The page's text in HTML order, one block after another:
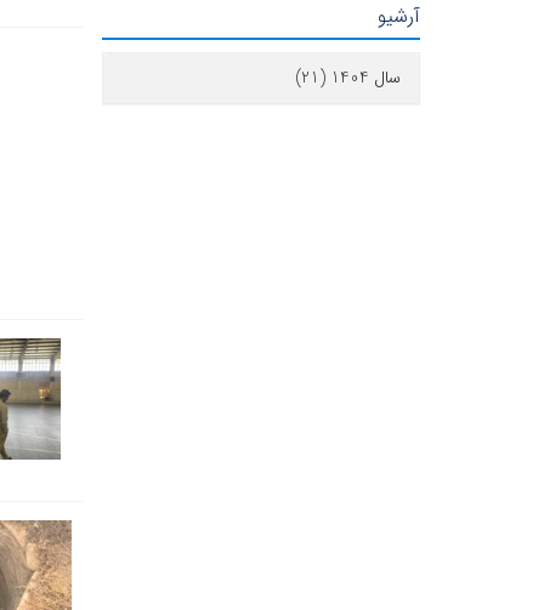
آرشیو
سال 1404 (21)